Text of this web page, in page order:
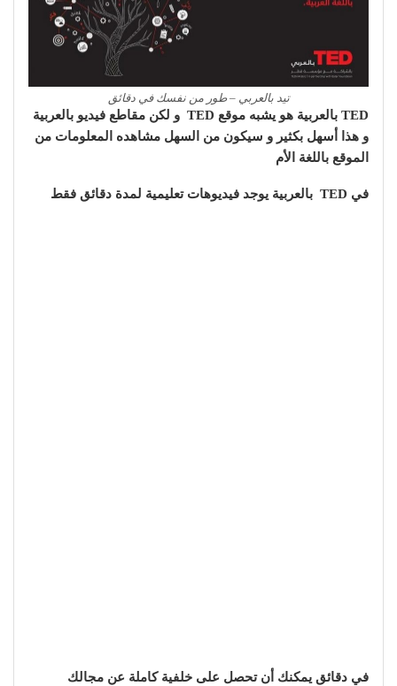
تيد بالعربي – طور من نفسك في دقائق
TED بالعربية هو يشبه موقع TED و لكن مقاطع فيديو بالعربية
و هذا أسهل بكثير و سيكون من السهل مشاهده المعلومات من
الموقع باللغة الأم
في TED بالعربية يوجد فيديوهات تعليمية لمدة دقائق فقط
في دقائق يمكنك أن تحصل على خلفية كاملة عن مجالك